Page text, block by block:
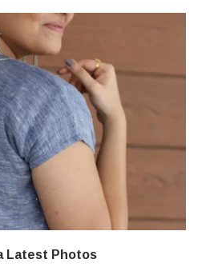
Latest Photos